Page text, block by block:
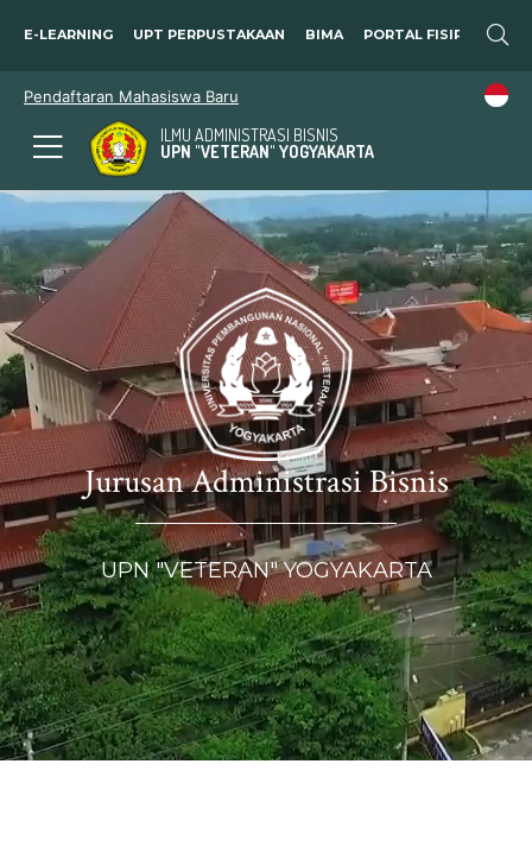
E-LEARNING UPT PERPUSTAKAAN BIMA PORTAL FISIP
Pendaftaran Mahasiswa Baru
ILMU ADMINISTRASI BISNIS
UPN "VETERAN" YOGYAKARTA
Jurusan Administrasi Bisnis
UPN "VETERAN" YOGYAKARTA